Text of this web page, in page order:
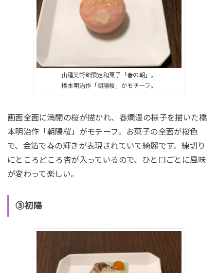
山種美術館限定和菓子「春の朝」。
橋本明治作「朝陽桜」がモチーフ。
画面全面に満開の桜が描かれ、春爛漫の様子を描いた橋
本明治作「朝陽桜」がモチーフ。お菓子の全面が桜色
で、金箔で春の輝きが表現されていて綺麗です。練切り
にところどころ杏が入っているので、ひと口ごとに風味
が変わって楽しい。
③初陽